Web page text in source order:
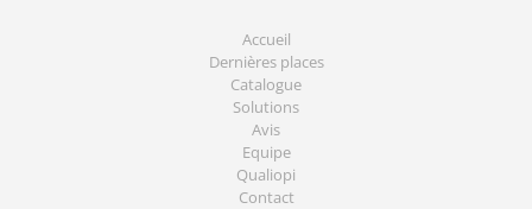
Accueil
Dernières places
Catalogue
Solutions
Avis
Equipe
Qualiopi
Contact